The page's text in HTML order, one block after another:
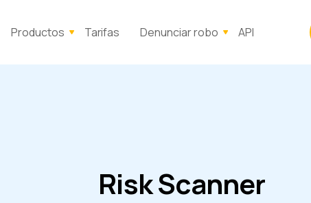
Productos Tarifas Denunciar robo API
Risk Scanner